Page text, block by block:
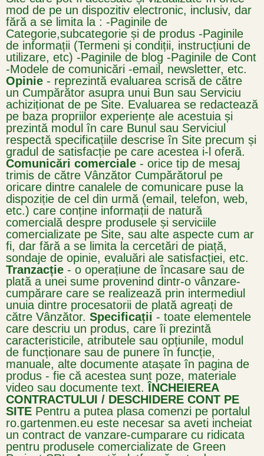
mod de pe un dispozitiv electronic, inclusiv, dar
fără a se limita la : -Paginile de
Categorie,subcategorie și de produs -Paginile
de informații (Termeni și condiții, instrucțiuni de
utilizare, etc) -Paginile de blog -Paginile de Cont
-Modele de comunicări -email, newsletter, etc.
Opinie - reprezintă evaluarea scrisă de către
un Cumpărător asupra unui Bun sau Serviciu
achiziționat de pe Site. Evaluarea se redactează
pe baza propriilor experiențe ale acestuia și
prezintă modul în care Bunul sau Serviciul
respectă specificațiile descrise în Site precum și
gradul de satisfacție pe care acestea i-l oferă.
Comunicări comerciale - orice tip de mesaj
trimis de către Vânzător Cumpărătorul pe
oricare dintre canalele de comunicare puse la
dispoziție de cel din urmă (email, telefon, web,
etc.) care conține informații de natură
comercială despre produsele și serviciile
comercializate pe Site, sau alte aspecte cum ar
fi, dar fără a se limita la cercetări de piață,
sondaje de opinie, evaluări ale satisfacției, etc.
Tranzacție - o operațiune de încasare sau de
plată a unei sume provenind dintr-o vânzare-
cumpărare care se realizează prin intermediul
unuia dintre procesatorii de plată agreați de
către Vânzător. Specificații - toate elementele
care descriu un produs, care îi prezintă
caracteristicile, atributele sau opțiunile, modul
de funcționare sau de punere în funcție,
manuale, alte documente atașate în pagina de
produs - fie că acestea sunt poze, materiale
video sau documente text. ÎNCHEIEREA
CONTRACTULUI / DESCHIDERE CONT PE
SITE Pentru a putea plasa comenzi pe portalul
ro.gartenmen.eu este necesar sa aveti incheiat
un contract de vanzare-cumparare cu ridicata
pentru produsele comercializate de Green